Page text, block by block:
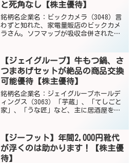
と死角なし【株主優待】
銘柄名企業名：ビックカメラ（3048）言
わずと知れた、家電量販店のビックカメ
ラさん。ソフマップが吸収合併された時
た。。。どこよりも早くビットコイン決
済を採用した時は...
【ジェイグループ】牛もつ鍋、さ
つまあげセットが絶品の商品交換
可能優待【株主優待】
銘柄名企業名：ジェイグループホールデ
ィングス（3063）「芋蔵」、「てしごと
家」、「うな匠」など、主に居酒屋をチ
が「うな匠」で食事をするシーンはTVで
放送されていたりし...
【ジーフット】年間2,000円靴代
が浮くのは助かります！【株主優
待】